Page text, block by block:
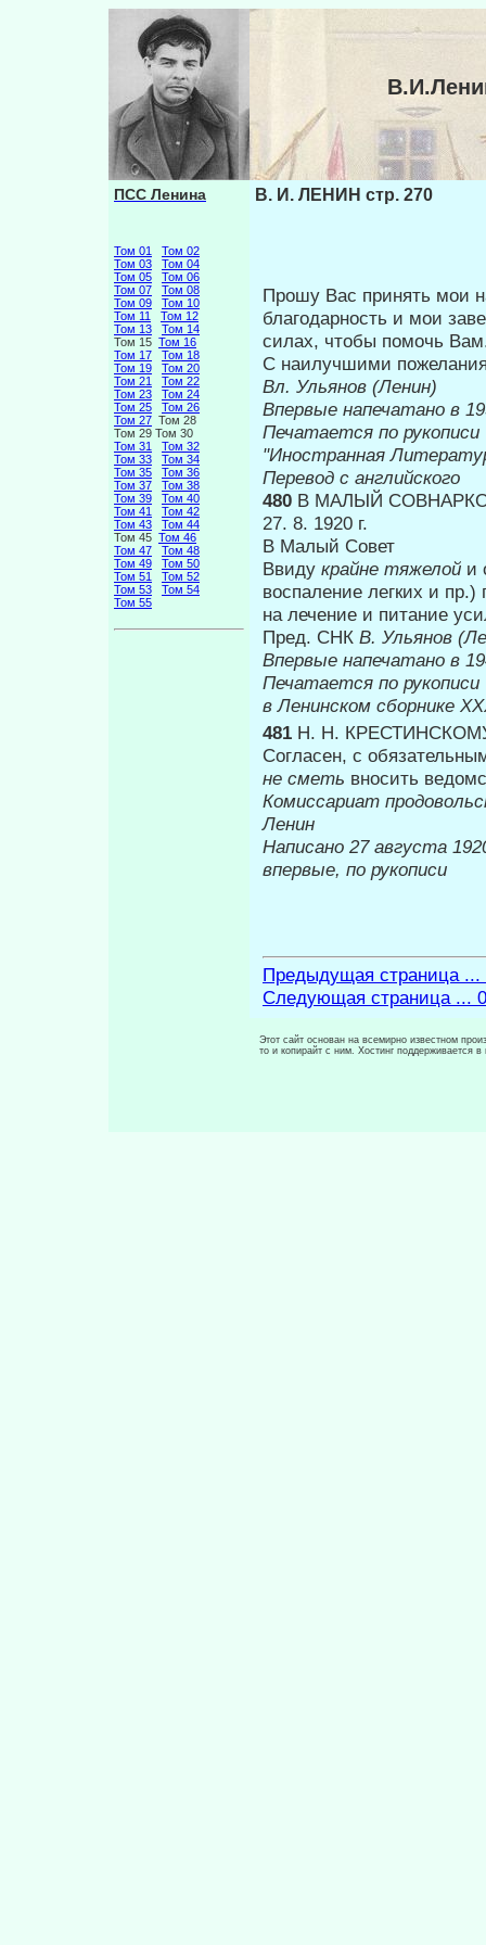
ПСС Ленина
Том 01
Том 02
Том 03
Том 04
Том 05
Том 06
Том 07
Том 08
Том 09
Том 10
Том 11
Том 12
Том 13
Том 14
Том 15 Том 16
Том 17
Том 18
Том 19
Том 20
Том 21
Том 22
Том 23
Том 24
Том 25
Том 26
Том 27 Том 28
Том 29 Том 30
Том 31
Том 32
Том 33
Том 34
Том 35
Том 36
Том 37
Том 38
Том 39
Том 40
Том 41
Том 42
Том 43
Том 44
Том 45 Том 46
Том 47
Том 48
Том 49
Том 50
Том 51
Том 52
Том 53
Том 54
Том 55
В. И. ЛЕНИН стр. 270
Прошу Вас принять мои
благодар­ность и мои
силах, чтобы помочь
С наилучшими
Вл. Ульянов (Ленин)
Впервые
Печатается по рукописи
Перевод с английского
480 В МАЛЫЙ
27. 8. 1920 г.
В Малый Совет
Ввиду крайне тяжелой и
воспаление легких и
на лечение и питание
Пред. СНК В. Ульянов
Впервые
Печатается по рукописи
в Ленинском сборнике
481 Н. Н.
Согласен, с
не сметь вносить
Комиссари­ат
Ленин
Написано 27
впервые, по рукописи
Предыдущая страница ...
Следующая страница ... 0
Этот сайт основан на всемирно известном
то и копирайт с ним. Хостинг поддерживается